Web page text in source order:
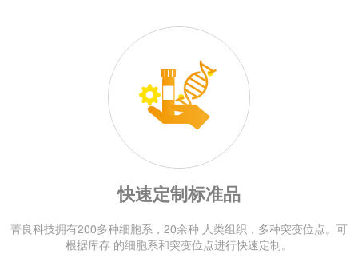
快速定制标准品
菁良科技拥有200多种细胞系，20余种 人类组织，多种突变位点。可
根据库存 的细胞系和突变位点进行快速定制。